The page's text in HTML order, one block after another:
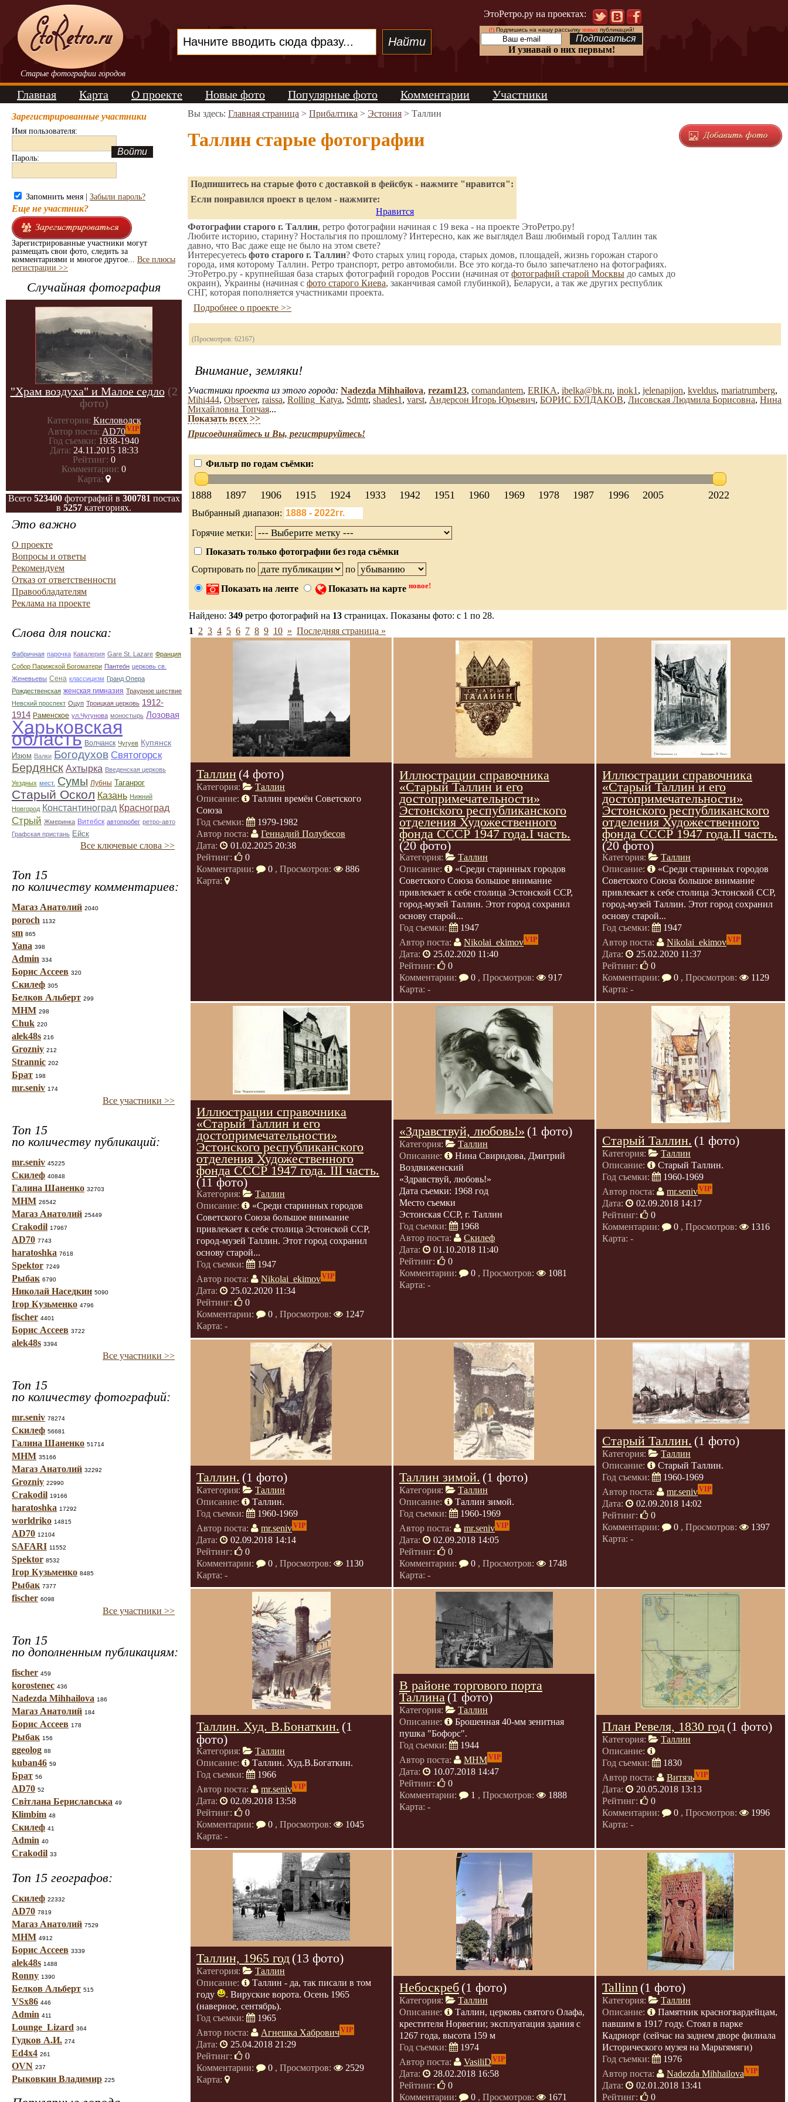
Старые фотографии городов
ЭтоРетро.ру на проектах:
(!)Подпишись на нашу рассылку новыхпубликаций!
И узнавай о них первым!
Главная Карта О проекте Новые фото Популярные фото Комментарии Участники
Зарегистрированные участники
Имя пользователя:
Пароль:
Запомнить меня | Забыли пароль?
Еще не участник?
Зарегистрированные участники могут
размещать свои фото, следить за
комментариями и многое другое... Все плюсы
регистрации >>
Случайная фотография
"Храм воздуха" и Малое седло (2
фото)
Категория: Кисловодск
Автор поста: AD70VIP
Год съемки: 1938-1940
Дата: 24.11.2015 18:33
Рейтинг: 0
Комментарии: 0
Карта:
Всего 523400фотографий в 300781 постах
в 5257 категориях.
Это важно
О проекте
Вопросы и ответы
Рекомендуем
Отказ от ответственности
Правообладателям
Реклама на проекте
Слова для поиска:
Фабричная парочка Кавалерия Gare St. Lazare Франция
Собор Парижской Богоматери Пантео́н церковь св.
Женевьевы Сена классицизм Гранд Опера
Рождественская женская гимназия Траурное шествие
Невский проспект Оцуп Троицкая церковь 1912-
1914 Раменское ул.Чугунова моностырь Лозовая
Харьковская
область Волчанск Чугуев Купянск
Изюм Валки Богодухов Святогорск
Бердянск Ахтырка Введенская церковь
Уездных мест. Сумы Лубны Таганрог
Старый Оскол Казань Нижний
Новгород Константиноград Красноград
Стрый Жмеринка Витебск автопробег ретро-авто
Графская пристань Ейск
Все ключевые слова >>
Топ 15
по количеству комментариев:
Магаз Анатолий 2040
poroch 1132
sm 865
Yana 398
Admin 334
Борис Ассеев 320
Скилеф 305
Белков Альберт 299
МНМ 298
Chuk 220
alek48s 216
Grozniy 212
Strannic 202
Брат 198
mr.seniv 174
Все участники >>
Топ 15
по количеству публикаций:
mr.seniv 45225
Скилеф 40848
Галина Шаненко 32703
МНМ 26542
Магаз Анатолий 25449
Crakodil 17967
AD70 7743
haratoshka 7618
Spektor 7249
Рыбак 6790
Николай Наседкин 5090
Ігор Кузьменко 4796
fischer 4401
Борис Ассеев 3722
alek48s 3394
Все участники >>
Топ 15
по количеству фотографий:
mr.seniv 78274
Скилеф 56681
Галина Шаненко 51714
МНМ 35166
Магаз Анатолий 32292
Grozniy 22990
Crakodil 19166
haratoshka 17292
worldriko 14815
AD70 12104
SAFARI 11552
Spektor 8532
Ігор Кузьменко 8485
Рыбак 7377
fischer 6098
Все участники >>
Топ 15
по дополненным публикациям:
fischer 459
korostenec 436
Nadezda Mihhailova 186
Магаз Анатолий 184
Борис Ассеев 178
Рыбак 156
ggeolog 88
kuban46 59
Брат 56
AD70 52
Світлана Бериславська 49
Klimbim 48
Скилеф 41
Admin 40
Crakodil 33
Топ 15 географов:
Скилеф 22332
AD70 7819
Магаз Анатолий 7529
МНМ 4912
Борис Ассеев 3339
alek48s 1488
Ronny 1390
Белков Альберт 515
VSx86 446
Admin 411
Lounge_Lizard 364
Гудков А.И. 274
Ed4x4 261
OVN 237
Рыковкин Владимир 225
Вы здесь: Главная страница > Прибалтика > Эстония > Таллин
Таллин старые фотографии
Подпишитесь на старые фото с доставкой в фейсбук - нажмите "нравится":
Если понравился проект в целом - нажмите:
Нравится
Фотографии старого г. Таллин, ретро фотографии начиная с 19 века - на проекте ЭтоРетро.ру!
Любите историю, старину? Ностальгия по прошлому? Интересно, как же выглядел Ваш любимый город Таллин так
давно, что Вас даже еще не было на этом свете?
Интересуетесь фото старого г. Таллин? Фото старых улиц города, старых домов, площадей, жизнь горожан старого
города, имя которому Таллин. Ретро транспорт, ретро автомобили. Все это когда-то было запечатлено на фотографиях.
ЭтоРетро.ру - крупнейшая база старых фотографий городов России (начиная от фотографий старой Москвы до самых до
окраин), Украины (начиная с фото старого Киева, заканчивая самой глубинкой), Беларуси, а так же других республик
СНГ, которая пополняется участниками проекта.
Подробнее о проекте >>
(Просмотров: 62167)
Внимание, земляки!
Участники проекта из этого города: Nadezda Mihhailova, rezam123, comandantem, ERIKA, ibelka@bk.ru, inok1 , jelenapijon, kveldus, mariatrumberg,
Mihi444, Observer, raissa, Rolling_Katya, Sdmtr, shades1 , varst, Андерсон Игорь Юрьевич, БОРИС БУЛДАКОВ, Лисовская Людмила Борисовна, Нина
Михайловна Топчая...
Показать всех >>
Присоединяйтесь и Вы, регистрируйтесь!
Фильтр по годам съёмки:
1888 1897 1906 1915 1924 1933 1942 1951 1960 1969 1978 1987 1996 2005 2022
Выбранный диапазон:
Горячие метки:
Показать только фотографии без года съёмки
Сортировать по
по
Показать на ленте
Показать на карте новое!
Найдено: 349 ретро фотографий на 13 страницах. Показаны фото: с 1 по 28.
1
2 3 4 5 6 7 8 9 10 » Последняя страница »
Таллин (4 фото)
Категория:
Таллин
Описание:
Таллин времён Советского
Союза
Год съемки:
1979-1982
Автор поста:
Геннадий Полубесов
Дата:
01.02.2025 20:38
Рейтинг:
0
Комментарии:
0 , Просмотров:
886
Карта:
Иллюстрации справочника
«Старый Таллин и его
достопримечательности»
Эстонского республиканского
отделения Художественного
фонда СССР 1947 года.I часть.
(20 фото)
Категория:
Таллин
Описание:
«Среди старинных городов
Советского Союза большое внимание
привлекает к себе столица Эстонской ССР,
город-музей Таллин. Этот город сохранил
основу старой...
Год съемки:
1947
Автор поста:
Nikolai_ekimovVIP
Дата:
25.02.2020 11:40
Рейтинг:
0
Комментарии:
0 , Просмотров:
917
Карта: -
Иллюстрации справочника
«Старый Таллин и его
достопримечательности»
Эстонского республиканского
отделения Художественного
фонда СССР 1947 года.II часть.
(20 фото)
Категория:
Таллин
Описание:
«Среди старинных городов
Советского Союза большое внимание
привлекает к себе столица Эстонской ССР,
город-музей Таллин. Этот город сохранил
основу старой...
Год съемки:
1947
Автор поста:
Nikolai_ekimovVIP
Дата:
25.02.2020 11:37
Рейтинг:
0
Комментарии:
0 , Просмотров:
1129
Карта: -
Иллюстрации справочника
«Старый Таллин и его
достопримечательности»
Эстонского республиканского
отделения Художественного
фонда СССР 1947 года. III часть.
(11 фото)
Категория:
Таллин
Описание:
«Среди старинных городов
Советского Союза большое внимание
привлекает к себе столица Эстонской ССР,
город-музей Таллин. Этот город сохранил
основу старой...
Год съемки:
1947
Автор поста:
Nikolai_ekimovVIP
Дата:
25.02.2020 11:34
Рейтинг:
0
Комментарии:
0 , Просмотров:
1247
Карта: -
«Здравствуй, любовь!» (1 фото)
Категория:
Таллин
Описание:
Нина Свиридова, Дмитрий
Воздвиженский
«Здравствуй, любовь!»
Дата съемки: 1968 год
Место съемки
Эстонская ССР, г. Таллин
Год съемки:
1968
Автор поста:
Скилеф
Дата:
01.10.2018 11:40
Рейтинг:
0
Комментарии:
0 , Просмотров:
1081
Карта: -
Старый Таллин. (1 фото)
Категория:
Таллин
Описание:
Старый Таллин.
Год съемки:
1960-1969
Автор поста:
mr.senivVIP
Дата:
02.09.2018 14:17
Рейтинг:
0
Комментарии:
0 , Просмотров:
1316
Карта: -
Таллин. (1 фото)
Категория:
Таллин
Описание:
Таллин.
Год съемки:
1960-1969
Автор поста:
mr.senivVIP
Дата:
02.09.2018 14:14
Рейтинг:
0
Комментарии:
0 , Просмотров:
1130
Карта: -
Таллин зимой. (1 фото)
Категория:
Таллин
Описание:
Таллин зимой.
Год съемки:
1960-1969
Автор поста:
mr.senivVIP
Дата:
02.09.2018 14:05
Рейтинг:
0
Комментарии:
0 , Просмотров:
1748
Карта: -
Старый Таллин. (1 фото)
Категория:
Таллин
Описание:
Старый Таллин.
Год съемки:
1960-1969
Автор поста:
mr.senivVIP
Дата:
02.09.2018 14:02
Рейтинг:
0
Комментарии:
0 , Просмотров:
1397
Карта: -
Таллин. Худ. В.Бонаткин. (1
фото)
Категория:
Таллин
Описание:
Таллин. Худ.В.Богаткин.
Год съемки:
1966
Автор поста:
mr.senivVIP
Дата:
02.09.2018 13:58
Рейтинг:
0
Комментарии:
0 , Просмотров:
1045
Карта: -
В районе торгового порта
Таллина(1 фото)
Категория:
Таллин
Описание:
Брошенная 40-мм зенитная
пушка "Бофорс".
Год съемки:
1944
Автор поста:
МНМVIP
Дата:
10.07.2018 14:47
Рейтинг:
0
Комментарии:
1 , Просмотров:
1888
Карта: -
План Ревеля, 1830 год (1 фото)
Категория:
Таллин
Описание:
Год съемки:
1830
Автор поста:
ВитязьVIP
Дата:
20.05.2018 13:13
Рейтинг:
0
Комментарии:
0 , Просмотров:
1996
Карта: -
Таллин, 1965 год (13 фото)
Категория:
Таллин
Описание:
Таллин - да, так писали в том
году
. Вируские ворота. Осень 1965
(наверное, сентябрь).
Год съемки:
1965
Автор поста:
Агнешка ХабровичVIP
Дата:
25.04.2018 21:29
Рейтинг:
0
Комментарии:
0 , Просмотров:
2529
Карта:
Небоскреб (1 фото)
Категория:
Таллин
Описание:
Таллин, церковь святого Олафа,
крестителя Норвегии; эксплуатация здания с
1267 года, высота 159 м
Год съемки:
1974
Автор поста:
VasiliD VIP
Дата:
28.02.2018 16:58
Рейтинг:
0
Комментарии:
0 , Просмотров: 1671
Tallinn (1 фото)
Категория:
Таллин
Описание:
Памятник красногвардейцам,
павшим в 1917 году. Стоял в парке
Кадриорг (сейчас на заднем дворе филиала
Исторического музея на Марьтямяги)
Год съемки:
1976
Автор поста:
Nadezda Mihhailova VIP
Дата:
02.01.2018 13:41
Рейтинг:
0